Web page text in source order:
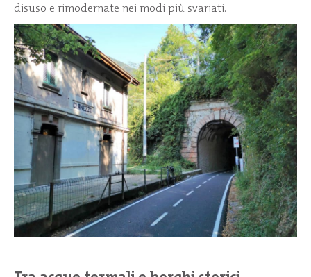
disuso e rimodernate nei modi più svariati.